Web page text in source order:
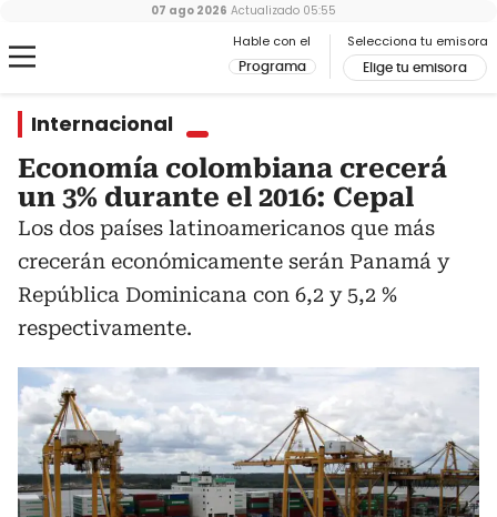
Hable con el
Programa
Selecciona tu emisora
Elige tu emisora
07 ago 2026 Actualizado 05:55
Internacional
Economía colombiana crecerá
un 3% durante el 2016: Cepal
Los dos países latinoamericanos que más
crecerán económicamente serán Panamá y
República Dominicana con 6,2 y 5,2 %
respectivamente.